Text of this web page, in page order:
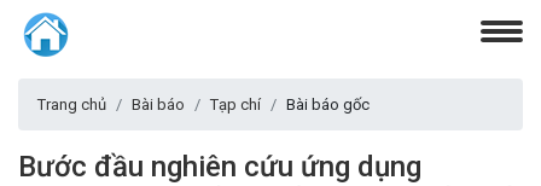
Trang chủ Bài báo Tạp chí Bài báo gốc
Bước đầu nghiên cứu ứng dụng